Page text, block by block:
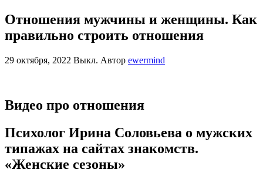
Отношения мужчины и женщины. Как
правильно строить отношения
29 октября, 2022 Выкл. Автор ewermind
Видео про отношения
Психолог Ирина Соловьева о мужских
типажах на сайтах знакомств.
«Женские сезоны»